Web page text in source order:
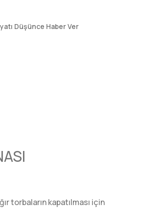
Düşünce Haber Ver
torbaların kapatılması için